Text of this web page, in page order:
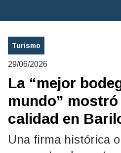
Turismo
29/06/2026
La “mejor
mundo”
calidad en
Una firma histórica